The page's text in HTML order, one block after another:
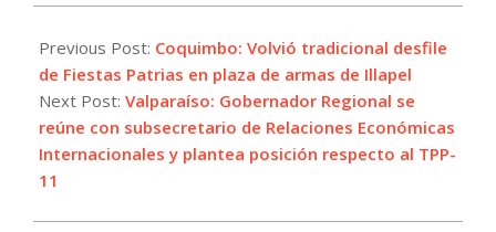
09-
21
Previous Post: Coquimbo: Volvió tradicional desfile
de Fiestas Patrias en plaza de armas de Illapel
Next Post: Valparaíso: Gobernador Regional se
reúne con subsecretario de Relaciones Económicas
Internacionales y plantea posición respecto al TPP-
11